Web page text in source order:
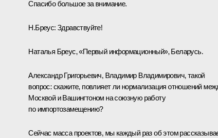
Спасибо большое за внимание.
Н.Бреус: Здравствуйте!
Наталья Бреус, «Первый информационный», Беларусь.
Александр Григорьевич, Владимир Владимирович, такой
вопрос: скажите, повлияет ли нормализация отношений
Москвой и Вашингтоном на союзную работу
по импортозамещению?
Сейчас масса проектов, мы каждый раз об этом